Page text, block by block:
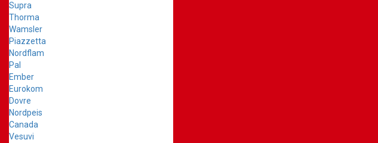
Supra
Thorma
Wamsler
Piazzetta
Nordflam
Pal
Ember
Eurokom
Dovre
Nordpeis
Canada
Vesuvi